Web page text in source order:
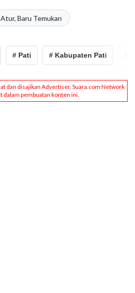
Atur, Baru Temukan
# Pati # Kabupaten Pati